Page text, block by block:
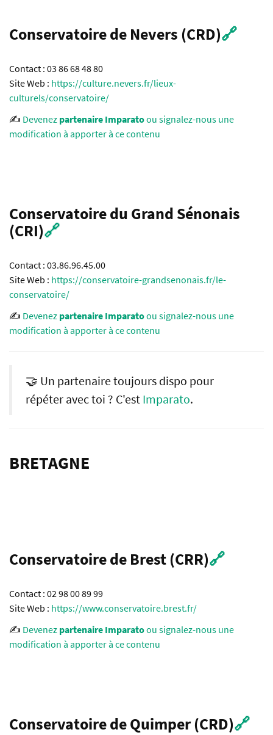
Conservatoire de Nevers (CRD)🔗
Contact : 03 86 68 48 80
Site Web : https://culture.nevers.fr/lieux-
culturels/conservatoire/
✍️ Devenez partenaire Imparatoou signalez-nous une
modification à apporter à ce contenu
Conservatoire du Grand Sénonais
(CRI)🔗
Contact : 03.86.96.45.00
Site Web : https://conservatoire-grandsenonais.fr/le-
conservatoire/
✍️ Devenez partenaire Imparatoou signalez-nous une
modification à apporter à ce contenu
🤝 Un partenaire toujours dispo pour
répéter avec toi ? C'est Imparato.
BRETAGNE
Conservatoire de Brest (CRR)🔗
Contact : 02 98 00 89 99
Site Web : https://www.conservatoire.brest.fr/
✍️ Devenez partenaire Imparatoou signalez-nous une
modification à apporter à ce contenu
Conservatoire de Quimper (CRD)🔗